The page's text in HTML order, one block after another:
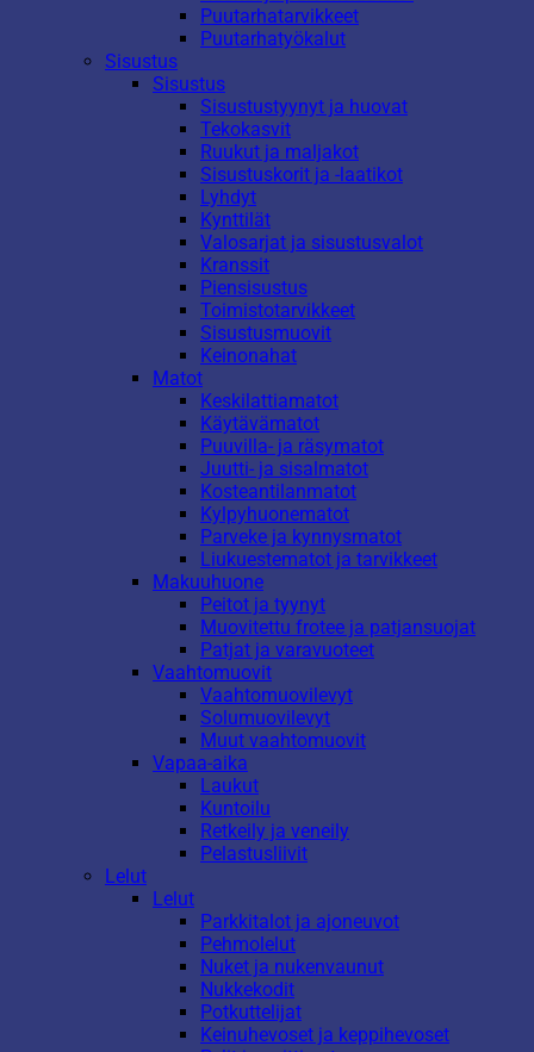
Puutarhatarvikkeet
Puutarhatyökalut
Sisustus
Sisustus
Sisustustyynyt ja huovat
Tekokasvit
Ruukut ja maljakot
Sisustuskorit ja -laatikot
Lyhdyt
Kynttilät
Valosarjat ja sisustusvalot
Kranssit
Piensisustus
Toimistotarvikkeet
Sisustusmuovit
Keinonahat
Matot
Keskilattiamatot
Käytävämatot
Puuvilla- ja räsymatot
Juutti- ja sisalmatot
Kosteantilanmatot
Kylpyhuonematot
Parveke ja kynnysmatot
Liukuestematot ja tarvikkeet
Makuuhuone
Peitot ja tyynyt
Muovitettu frotee ja patjansuojat
Patjat ja varavuoteet
Vaahtomuovit
Vaahtomuovilevyt
Solumuovilevyt
Muut vaahtomuovit
Vapaa-aika
Laukut
Kuntoilu
Retkeily ja veneily
Pelastusliivit
Lelut
Lelut
Parkkitalot ja ajoneuvot
Pehmolelut
Nuket ja nukenvaunut
Nukkekodit
Potkuttelijat
Keinuhevoset ja keppihevoset